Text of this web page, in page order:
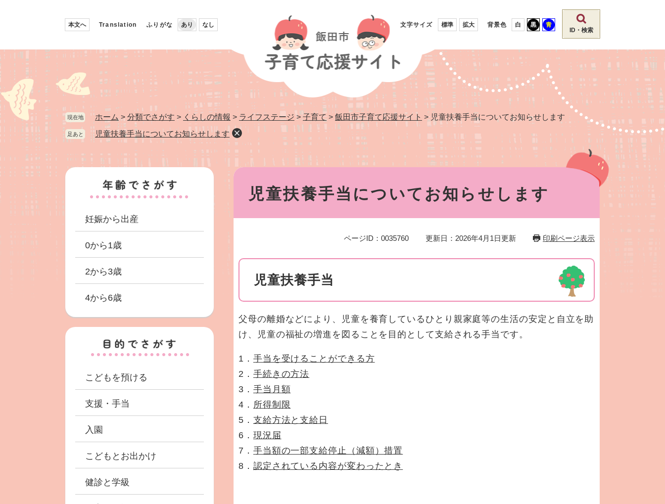
で
す。
ば
し
て
本文へ Translation ふりがな あり なし 文字サイズ 標準 拡大 背景色 白 黒 青
ID・検索
現在地 ホーム > 分類でさがす > くらしの情報 > ライフステージ > 子育て > 飯田市子育て応援サイト > 児童扶養手当についてお知らせします
足あと 児童扶養手当についてお知らせします
本
児童扶養手当についてお知らせします
ページID：0035760 更新日：2026年4月1日更新 印刷ページ表示
児童扶養手当
父母の離婚などにより、児童を養育しているひとり親家庭等の生活の安定と自立を助
け、児童の福祉の増進を図ることを目的として支給される手当です。
1． 手当を受けることができる方
2． 手続きの方法
3． 手当月額
4． 所得制限
5． 支給方法と支給日
6． 現況届
7． 手当額の一部支給停止（減額）措置
8． 認定されている内容が変わったとき
妊娠から出産
0から1歳
2から3歳
4から6歳
こどもを預ける
支援・手当
入園
こどもとお出かけ
健診と学級